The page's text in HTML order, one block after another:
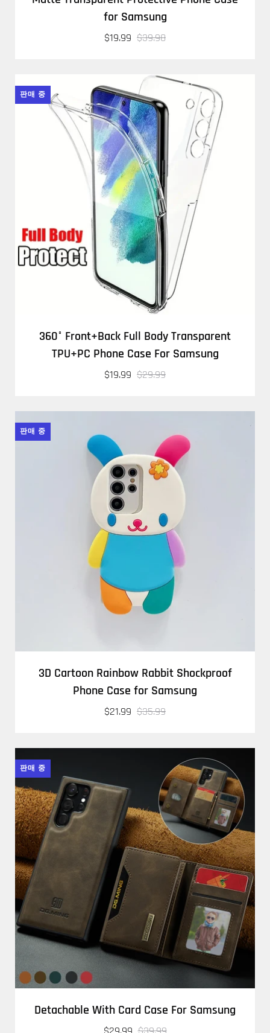
for Samsung
$19.99 $39.98
판매 중
360° Front+Back Full Body Transparent
TPU+PC Phone Case For Samsung
$19.99 $29.99
판매 중
3D Cartoon Rainbow Rabbit Shockproof
Phone Case for Samsung
$21.99 $35.99
판매 중
Detachable With Card Case For Samsung